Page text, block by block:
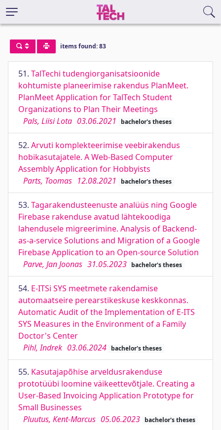
items found: 83
51. TalTechi tudengiorganisatsioonide
kohtumiste planeerimise rakendus PlanMeet.
PlanMeet Application for TalTech Student
Organizations to Plan Their Meetings
Pals, Liisi Lota 03.06.2021 bachelor's theses
52. Arvuti komplekteerimise veebirakendus
hobikasutajatele. A Web-Based Computer
Assembly Application for Hobbyists
Parts, Toomas 12.08.2021 bachelor's theses
53. Tagarakendusteenuste analüüs ning Google
Firebase rakenduse avatud lähtekoodiga
lahendusele migreerimine. Analysis of Backend-
as-a-service Solutions and Migration of a Google
Firebase Application to an Open-source Solution
Parve, Jan Joonas 31.05.2023 bachelor's theses
54. E-ITSi SYS meetmete rakendamise
automaatseire perearstikeskuse keskkonnas.
Automatic Audit of the Implementation of E-ITS
SYS Measures in the Environment of a Family
Doctor's Center
Pihl, Indrek 03.06.2024 bachelor's theses
55. Kasutajapõhise arveldusrakenduse
prototüübi loomine väikeettevõtjale. Creating a
User-Based Invoicing Application Prototype for
Small Businesses
Pluutus, Kent-Marcus 05.06.2023 bachelor's theses